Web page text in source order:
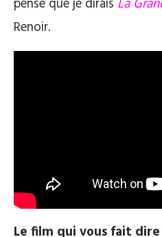
Renoir.
Le film qui vous fait dire